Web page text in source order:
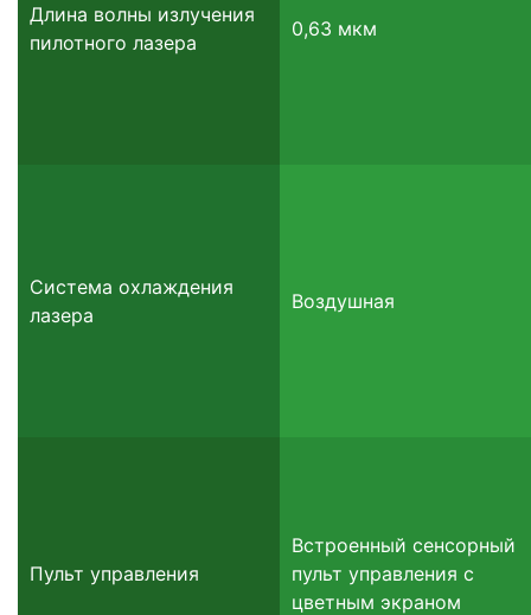
Длина волны излучения
пилотного лазера
0,63 мкм
Система охлаждения
лазера
Воздушная
Пульт управления
Встроенный сенсорный
пульт управления с
цветным экраном